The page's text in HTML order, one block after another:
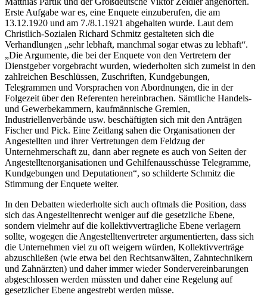
Erste Aufgabe war es, eine Enquete einzuberufen, die am
13.12.1920 und am 7./8.1.1921 abgehalten wurde. Laut dem
Christlich-Sozialen Richard Schmitz gestalteten sich die
Verhandlungen „sehr lebhaft, manchmal sogar etwas zu lebhaft“.
„Die Argumente, die bei der Enquete von den Vertretern der
Dienstgeber vorgebracht wurden, wiederholten sich zumeist in den
zahlreichen Beschlüssen, Zuschriften, Kundgebungen,
Telegrammen und Vorsprachen von Abordnungen, die in der
Folgezeit über den Referenten hereinbrachen. Sämtliche Handels-
und Gewerbekammern, kaufmännische Gremien,
Industriellenverbände usw. beschäftigten sich mit den Anträgen
Fischerund Pick. Eine Zeitlang sahen die Organisationen der
Angestellten und ihrer Vertretungen dem Feldzug der
Unternehmerschaft zu, dann aber regnete es auch von Seiten der
Angestelltenorganisationen und Gehilfenausschüsse Telegramme,
Kundgebungen und Deputationen“, so schilderte Schmitz die
Stimmung der Enquete weiter.
In den Debatten wiederholte sich auch oftmals die Position, dass
sich das Angestelltenrecht weniger auf die gesetzliche Ebene,
sondern vielmehr auf die kollektivvertragliche Ebene verlagern
sollte, wogegen die Angestelltenvertreter argumentierten, dass sich
die Unternehmen viel zu oft weigern würden, Kollektivverträge
abzuschließen (wie etwa bei den Rechtsanwälten, Zahntechnikern
und Zahnärzten) und daher immer wieder Sondervereinbarungen
abgeschlossen werden müssten und daher eine Regelung auf
gesetzlicher Ebene angestrebt werden müsse.